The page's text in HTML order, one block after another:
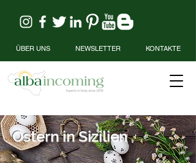
ÜBER UNS NEWSLETTER KONTAKTE
Ostern in Sizilien